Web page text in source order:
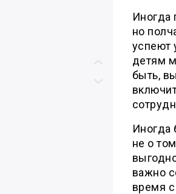
Скролл вверх
Скролл вниз
Иногда
но
успеют
детям
быть,
Иногда
не о
важно
время